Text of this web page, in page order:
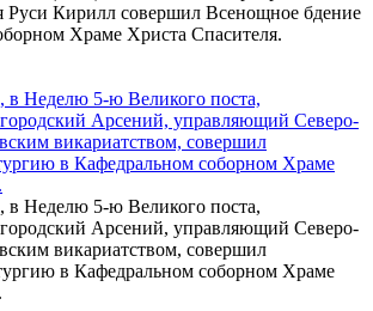
Руси Кирилл совершил Всенощное бдение
Храме Христа Спасителя.
в Неделю 5-ю Великого поста,
Арсений, управляющий Северо-
викариатством, совершил
в Кафедральном соборном Храме
в Неделю 5-ю Великого поста,
Арсений, управляющий Северо-
викариатством, совершил
в Кафедральном соборном Храме